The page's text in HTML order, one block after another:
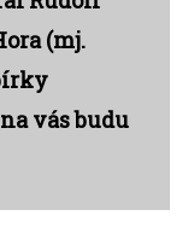
(mj.
vás budu